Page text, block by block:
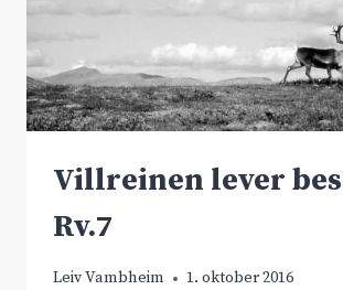
Villreinen lever
Rv.7
Leiv Vambheim 1. oktober 2016